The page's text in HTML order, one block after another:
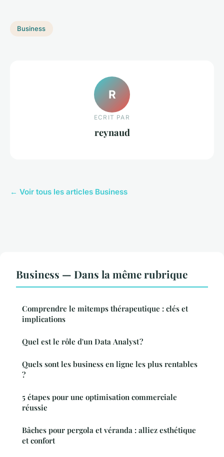
Business
R
ECRIT PAR
reynaud
← Voir tous les articles Business
Business — Dans la même rubrique
Comprendre le mitemps thérapeutique : clés et
implications
Quel est le rôle d'un Data Analyst ?
Quels sont les business en ligne les plus rentables
?
5 étapes pour une optimisation commerciale
réussie
Bâches pour pergola et véranda : alliez esthétique
et confort